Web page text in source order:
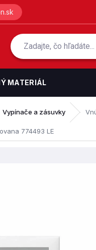
MATERIÁL
Vypínače a zásuvky
774493 LE